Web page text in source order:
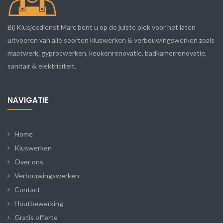
Bij Klusjesdienst Marc bent u op de juiste plek voor het laten
uitvoeren van alle soorten kluswerken & verbouwingswerken zoals
maatwerk, gyprocwerken, keukenrenovatie, badkamerrenovatie,
sanitair & elektriciteit.
NAVIGATIE
Home
Kluswerken
Over ons
Verbouwingswerken
Contact
Houtbewerking
Gratis offerte